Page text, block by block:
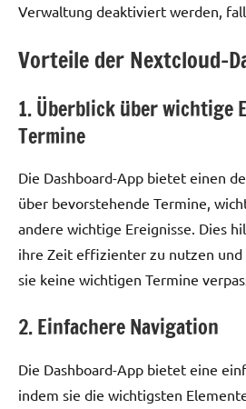
Verwaltung deaktiviert werden,
Vorteile der Nextcloud-
1. Überblick über wichtige
Termine
Die Dashboard-App bietet einen
über bevorstehende Termine,
andere wichtige Ereignisse. Dies
ihre Zeit effizienter zu nutzen und
sie keine wichtigen Termine
2. Einfachere Navigation
Die Dashboard-App bietet eine
indem sie die wichtigsten